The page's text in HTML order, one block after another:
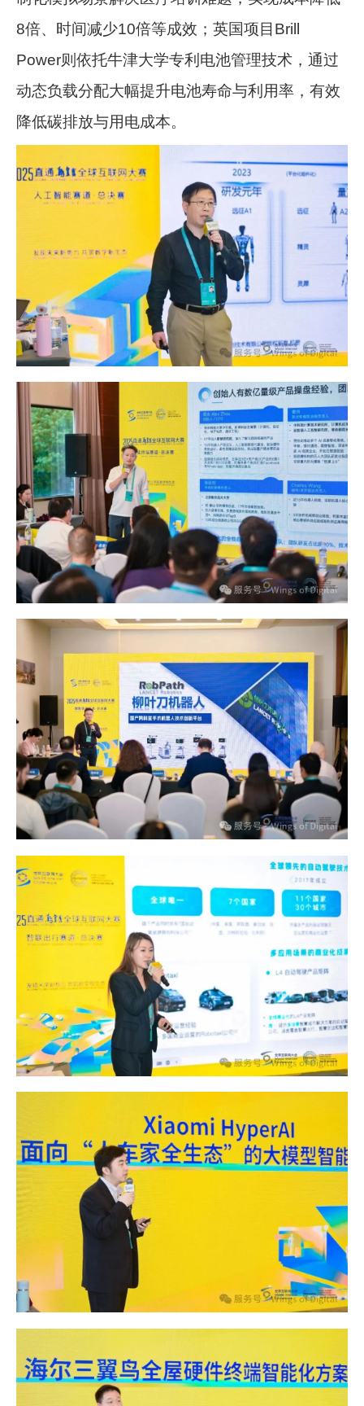
8倍、时间减少10倍等成效；英国项目Brill
Power则依托牛津大学专利电池管理技术，通过
动态负载分配大幅提升电池寿命与利用率，有效
降低碳排放与用电成本。